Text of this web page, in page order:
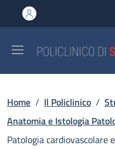
al contenuto principale
to footer content
Briciole di
Home / Il Policlinico /
Anatomia e Istologia
Patologia cardiovascolare